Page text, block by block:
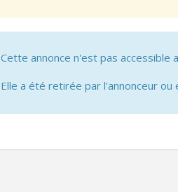
Cette annonce n'est pas accessible
Elle a été retirée par l'annonceur